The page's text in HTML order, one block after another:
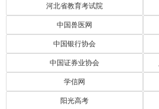
河北省教育考试院
中国兽医网
中国银行协会
中国证券业协会
学信网
阳光高考